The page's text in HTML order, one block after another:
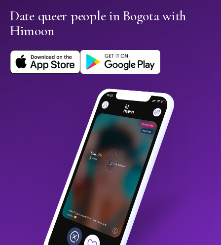
Date queer people in Bogota with
Himoon